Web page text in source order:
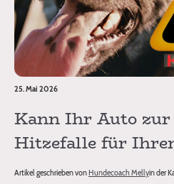
25. Mai 2026
Kann Ihr Auto
Hitzefalle für
Artikel geschrieben vonHundecoach Mellyin der